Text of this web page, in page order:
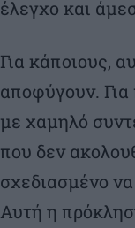
έλεγχο και
Για κάποιους,
αποφύγουν. Για
με χαμηλό
που δεν
σχεδιασμένο
Αυτή η